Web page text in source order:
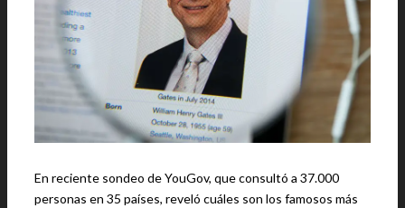
En reciente sondeo de YouGov, que consultó a 37.000
personas en 35 países, reveló cuáles son los famosos más